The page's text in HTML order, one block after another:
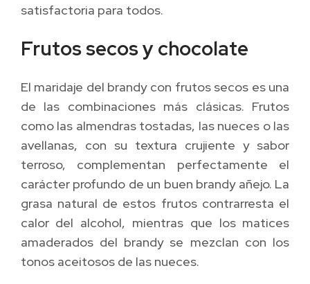
satisfactoria para todos.
Frutos secos y chocolate
El maridaje del brandy con frutos secos es una
de las combinaciones más clásicas. Frutos
como las almendras tostadas, las nueces o las
avellanas, con su textura crujiente y sabor
terroso, complementan perfectamente el
carácter profundo de un buen brandy añejo. La
grasa natural de estos frutos contrarresta el
calor del alcohol, mientras que los matices
amaderados del brandy se mezclan con los
tonos aceitosos de las nueces.